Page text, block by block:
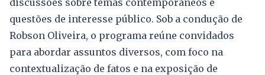
questões de interesse público. Sob a condução de
Robson Oliveira, o programa reúne convidados
para abordar assuntos diversos, com foco na
contextualização de fatos e na exposição de